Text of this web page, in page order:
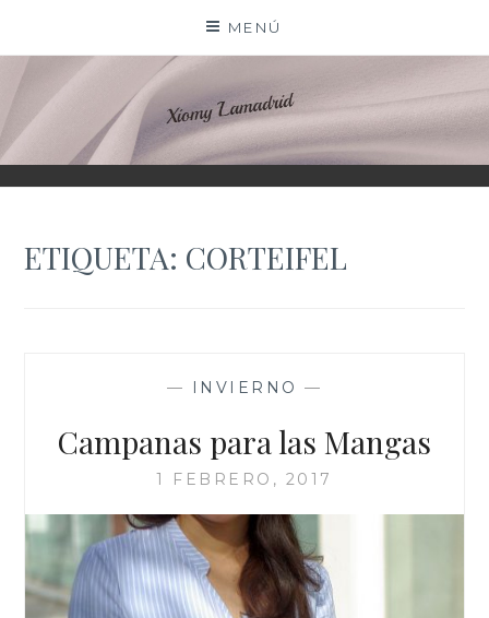
contenido
MENÚ
XIOMY LAMADRID
ETIQUETA: CORTEIFEL
— INVIERNO —
Campanas para las Mangas
1 FEBRERO, 2017